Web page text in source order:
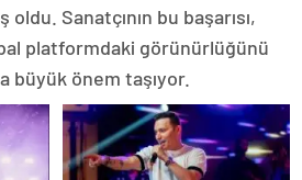
oldu. Sanatçının bu başarısı,
platformdaki görünürlüğünü
büyük önem taşıyor.